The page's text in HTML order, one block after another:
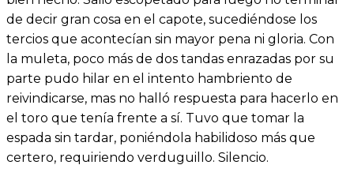
de decir gran cosa en el capote, sucediéndose los
tercios que acontecían sin mayor pena ni gloria. Con
la muleta, poco más de dos tandas enrazadas por su
parte pudo hilar en el intento hambriento de
reivindicarse, mas no halló respuesta para hacerlo en
el toro que tenía frente a sí. Tuvo que tomar la
espada sin tardar, poniéndola habilidoso más que
certero, requiriendo verduguillo. Silencio.